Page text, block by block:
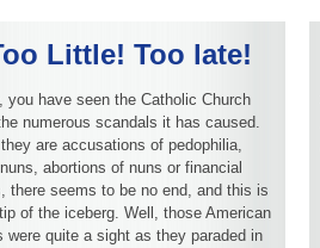
Little! Too late!
you have seen the Catholic Church
numerous scandals it has caused.
are accusations of pedophilia,
abortions of nuns or financial
there seems to be no end, and this is
of the iceberg. Well, those American
were quite a sight as they paraded in